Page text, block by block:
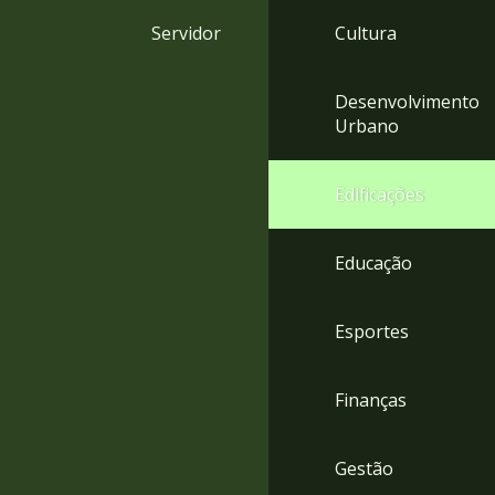
Servidor Cultura
Desenvolvimento
Urbano
Edificações
Educação
Esportes
Finanças
Gestão